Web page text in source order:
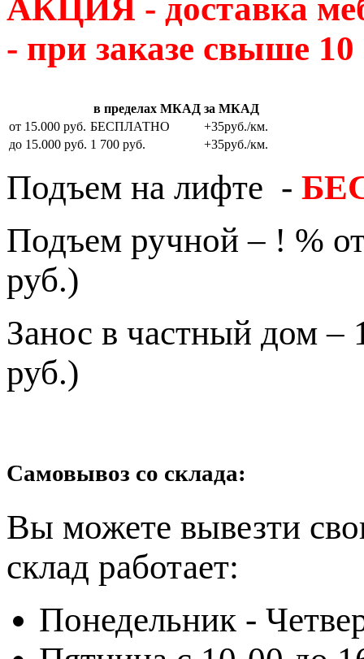
АКЦИЯ - доставка
- при заказе свыше
в пределах МКАД за МКАД
от 15.000 руб. БЕСПЛАТНО
+35руб./км.
до 15.000 руб. 1 700 руб. +35руб./км.
Подъем на лифте -
Подъем ручной – ! %
руб.)
Занос в частный дом –
руб.)
Самовывоз со склада:
Вы можете вывезти
склад работает:
Понедельник -